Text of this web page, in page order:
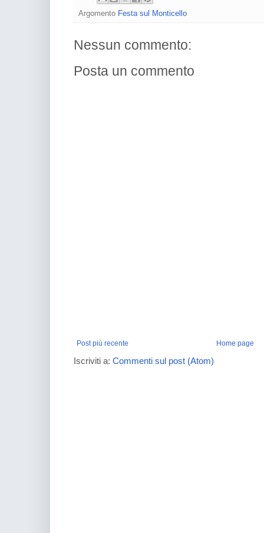
Argomento Festa sul Monticello
Nessun commento:
Posta un commento
Post più recente Home page
Iscriviti a: Commenti sul post (Atom)